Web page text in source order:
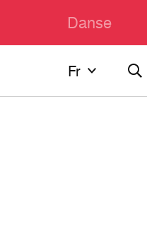
Danse
Fr
Fr